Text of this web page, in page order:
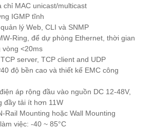
chỉ MAC unicast/multicast
IGMP tĩnh
lý Web, CLI và SNMP
Ring, để dự phòng Ethernet, thời gian
vòng <20ms
server, TCP client and UDP
độ bền cao và thiết kế EMC công
áp rộng đầu vào nguồn DC 12-48V,
đầy tải ít hơn 11W
Rail Mounting hoặc Wall Mounting
việc: -40 ~ 85°C